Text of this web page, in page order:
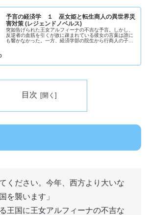
予言の経済学 １ 巫女姫と転生商人の異世界災
害対策 (レジェンドノベルス)
突如告げられた王女アルフィーナの不吉な予言。しかし、
反逆者の血筋を引くが故に疎まれている彼女の言葉は誰に
も響かなかった。一方、経済学部の院生から行商人の子に
目次
ください。今年、西方より大いな
を襲います」
王国に王女アルフィーナの不吉な